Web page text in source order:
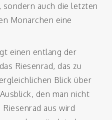
auch die letzten
Monarchen eine
einen entlang der
Riesenrad, das zu
Blick über
den man nicht
aus wird